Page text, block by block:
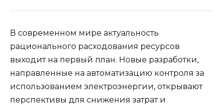
В современном мире актуальность
рационального расходования ресурсов
выходит на первый план. Новые разработки,
направленные на автоматизацию контроля за
использованием электроэнергии, открывают
перспективы для снижения затрат и